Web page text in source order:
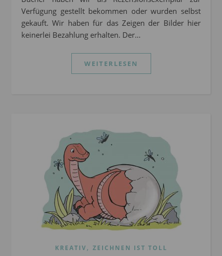
Verfügung gestellt bekommen oder wurden selbst
gekauft. Wir haben für das Zeigen der Bilder hier
keinerlei Bezahlung erhalten. Der…
WEITERLESEN
KREATIV, ZEICHNEN IST TOLL